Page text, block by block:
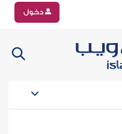
دخول